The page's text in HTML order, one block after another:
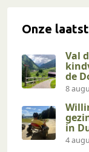
Onze
Val
de
8
in
4